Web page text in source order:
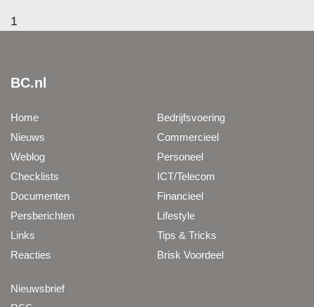
1
BC.nl
Home
Nieuws
Weblog
Checklists
Documenten
Persberichten
Links
Reacties
Bedrijfsvoering
Commercieel
Personeel
ICT/Telecom
Financieel
Lifestyle
Tips & Tricks
Brisk Voordeel
Nieuwsbrief